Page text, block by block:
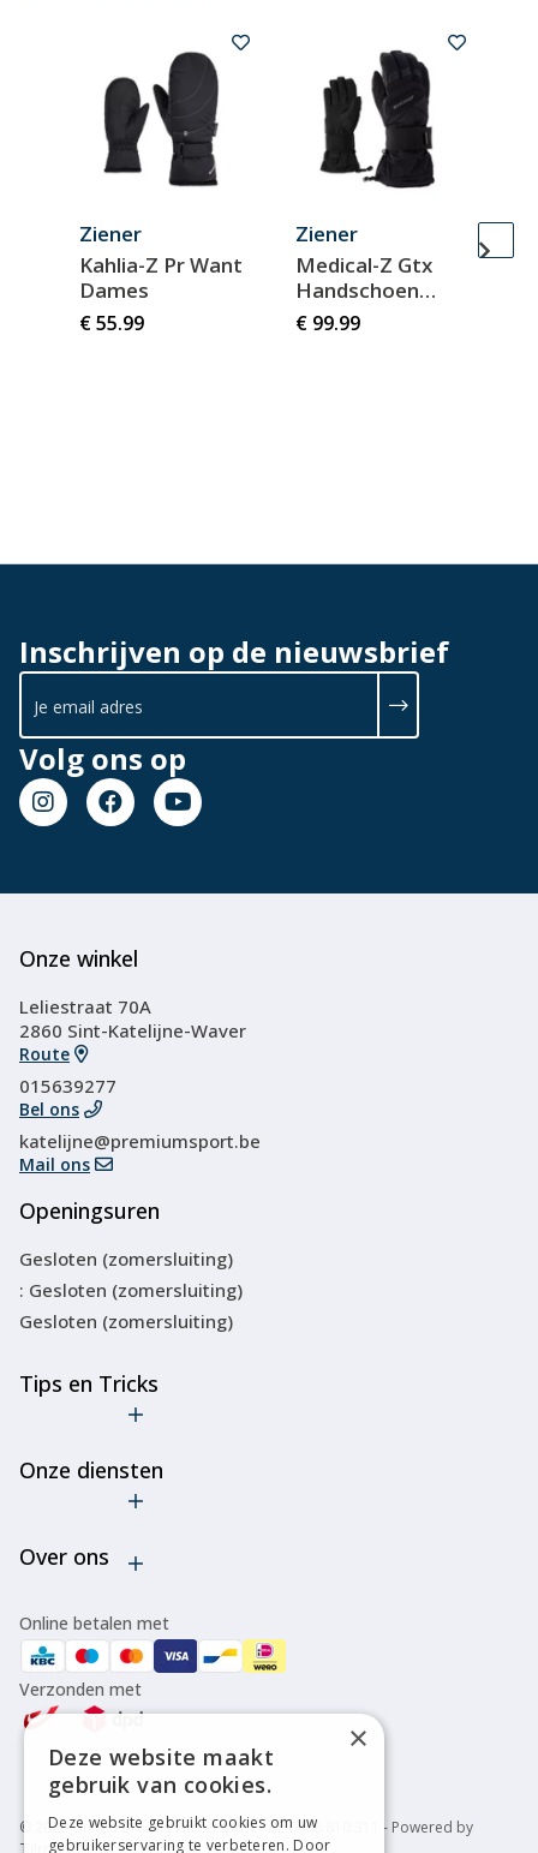
Ziener
Kahlia-Z Pr Want
Dames
€ 55.99
Ziener
Medical-Z Gtx
Handschoen
Man
€ 99.99
Inschrijven op de nieuwsbrief
Volg ons op
Onze winkel
Leliestraat 70A
2860 Sint-Katelijne-Waver
Route
015639277
Bel ons
katelijne@premiumsport.be
Mail ons
Openingsuren
Gesloten (zomersluiting)
: Gesloten (zomersluiting)
Gesloten (zomersluiting)
Tips en Tricks
goedkope
Verleng de
van je ski's
of
snowboard
Cancel
bestelling
Alle tips &
tricks
Onze diensten
Onderhoud
Over ons
Over ons
Disclaimer
Privacy policy
© 2026 United Brands Wintersport - BE 0478.810.311 - Powered by
Online betalen met
Verzonden met
×
Deze website maakt
gebruik van cookies.
Deze website gebruikt cookies om uw
gebruikerservaring te verbeteren. Door